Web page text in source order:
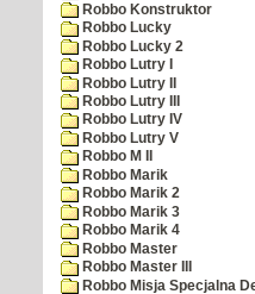
Robbo Konstruktor
Robbo Lucky
Robbo Lucky 2
Robbo Lutry I
Robbo Lutry II
Robbo Lutry III
Robbo Lutry IV
Robbo Lutry V
Robbo M II
Robbo Marik
Robbo Marik 2
Robbo Marik 3
Robbo Marik 4
Robbo Master
Robbo Master III
Robbo Misja Specjalna